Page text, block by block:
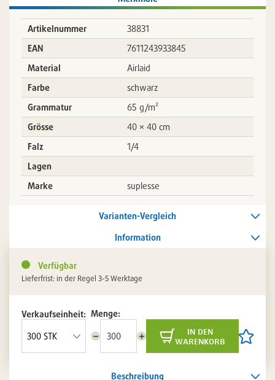
Artikelnummer
38831
EAN
7611243933845
Material
Airlaid
Farbe
schwarz
Grammatur
65 g/m²
Grösse
40 × 40 cm
Falz
1/4
Lagen
Marke
suplesse
Varianten-Vergleich
Information
Verfügbar
Lieferfrist: in der Regel 3-5 Werktage
Verkaufseinheit: Menge:
Menge
Menge
in den
warenkorb
Artikel
setzen
Beschreibung